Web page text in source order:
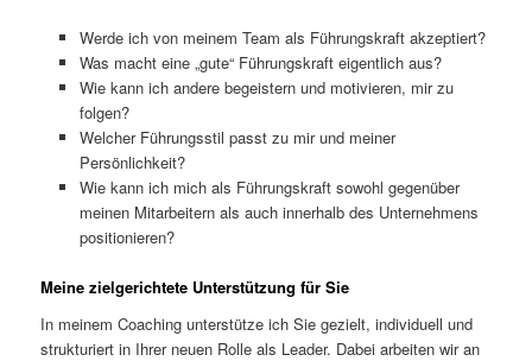
Werde ich von meinem Team als Führungskraft akzeptiert?
Was macht eine „gute“ Führungskraft eigentlich aus?
Wie kann ich andere begeistern und motivieren, mir zu
folgen?
Welcher Führungsstil passt zu mir und meiner
Persönlichkeit?
Wie kann ich mich als Führungskraft sowohl gegenüber
meinen Mitarbeitern als auch innerhalb des Unternehmens
positionieren?
Meine zielgerichtete Unterstützung für Sie
In meinem Coaching unterstütze ich Sie gezielt, individuell und
strukturiert in Ihrer neuen Rolle als Leader. Dabei arbeiten wir an